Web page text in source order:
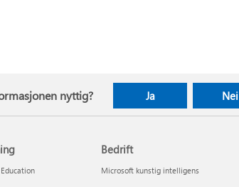
nyttig? Ja Nei
Bedrift
Microsoft kunstig intelligens